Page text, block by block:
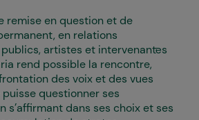
remise en question et de
en relations
artistes et intervenant·es
rend possible la rencontre,
des voix et des vues
puisse questionner ses
s’affirmant dans ses choix et ses